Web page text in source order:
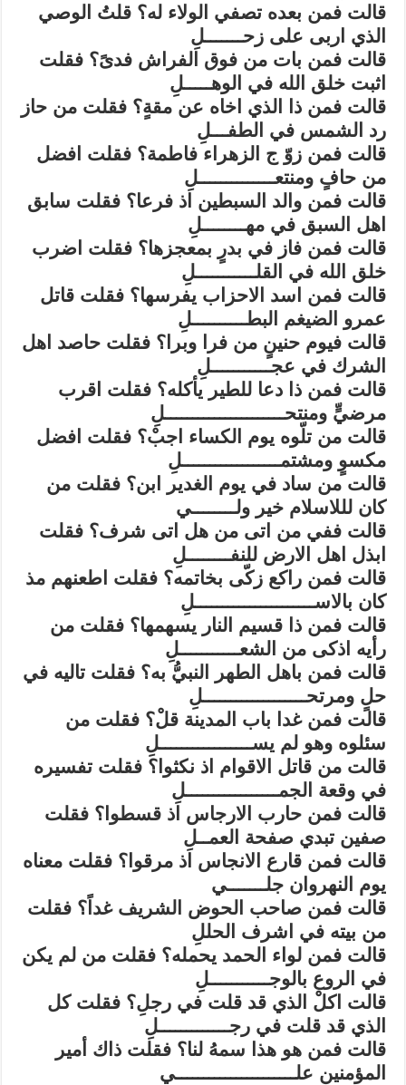
قالت فمن بعده تصفي الولاء له؟ قلتُ الوصي
الذي اربى على زحـــــــلِ
قالت فمن بات من فوق الفراش فدىً؟ فقلت
اثبت خلق الله في الوهـــــلِ
قالت فمن ذا الذي اخاه عن مقةٍ؟ فقلت من حاز
رد الشمس في الطفـــلِ
قالت فمن زوّ ج الزهراء فاطمة؟ فقلت افضل
من حافٍ ومنتعــــــــــــــلِ
قالت فمن والد السبطين اذ فرعا؟ فقلت سابق
اهل السبق في مهــــــــلِ
قالت فمن فاز في بدرٍ بمعجزها؟ فقلت اضرب
خلق الله في القلـــــــــــلِ
قالت فمن اسد الاحزاب يفرسها؟ فقلت قاتل
عمرو الضيغم البطــــــــــلِ
قالت فيوم حنينٍ من فرا وبرا؟ فقلت حاصد اهل
الشرك في عجـــــــــــلِ
قالت فمن ذا دعا للطير يأكله؟ فقلت اقرب
مرضيٍّ ومنتحــــــــــــــــــــــلِ
قالت من تلّوه يوم الكساء اجبْ؟ فقلت افضل
مكسوٍ ومشتمــــــــــــــــــلِ
قالت من ساد في يوم الغدير ابن؟ فقلت من
كان لللاسلام خير ولــــــــي
قالت ففي من اتى من هل اتى شرف؟ فقلت
ابذل اهل الارض للنفــــــــلِ
قالت فمن راكع زكّى بخاتمه؟ فقلت اطعنهم مذ
كان بالاســــــــــــــــــــــلِ
قالت فمن ذا قسيم النار يسهمها؟ فقلت من
رأيه اذكى من الشعـــــــــــلِ
قالت فمن باهل الطهر النبيُّ به؟ فقلت تاليه في
حلٍ ومرتحـــــــــــــــــــلِ
قالت فمن غدا باب المدينة قلْ؟ فقلت من
سئلوه وهو لم يســـــــــــــــــلِ
قالت من قاتل الاقوام اذ نكثوا؟ فقلت تفسيره
في وقعة الجمـــــــــــــــــلِ
قالت فمن حارب الارجاس اذ قسطوا؟ فقلت
صفين تبدي صفحة العمــلِ
قالت فمن قارع الانجاس اذ مرقوا؟ فقلت معناه
يوم النهروان جلـــــــي
قالت فمن صاحب الحوض الشريف غداً؟ فقلت
من بيته في اشرف الحللِ
قالت فمن لواء الحمد يحمله؟ فقلت من لم يكن
في الروع بالوجـــــــــــلِ
قالت اكلْ الذي قد قلت في رجلِ؟ فقلت كل
الذي قد قلت في رجـــــــــــــلِ
قالت فمن هو هذا سمهُ لنا؟ فقلت ذاك أمير
المؤمنين علــــــــــــــــــــــي